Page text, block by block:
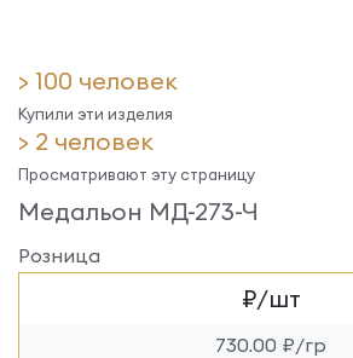
> 100 человек
Купили эти изделия
> 2 человек
Просматривают эту страницу
Медальон МД-273-Ч
Розница
₽/шт
730.00 ₽/гр